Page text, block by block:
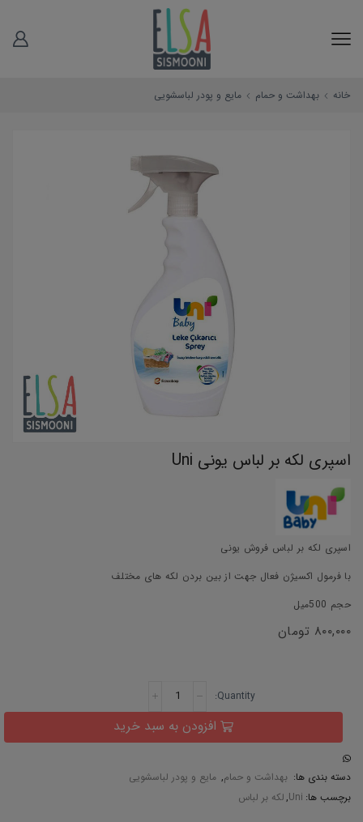
خانه بهداشت و حمام مایع و پودر لباسشویی
اسپری لکه بر لباس یونی Uni
اسپری لکه بر لباس فروش یونی
با فرمول اکسیژن فعال جهت از بین بردن لکه های مختلف
حجم 500میل
۸۰۰,۰۰۰ تومان
افزودن به سبد خرید
دسته بندی ها: بهداشت و حمام, مایع و پودر لباسشویی
برچسب ها: Uni
,لکه بر لباس